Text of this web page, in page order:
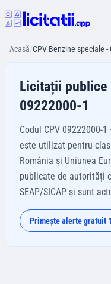
Acasă/CPV Benzine speciale -
Licitații publice
09222000-1
Codul CPV 09222000-
este utilizat pentru
România și Uniunea
publicate de autorități
SEAP/SICAP și sunt
Primește alerte gratuit